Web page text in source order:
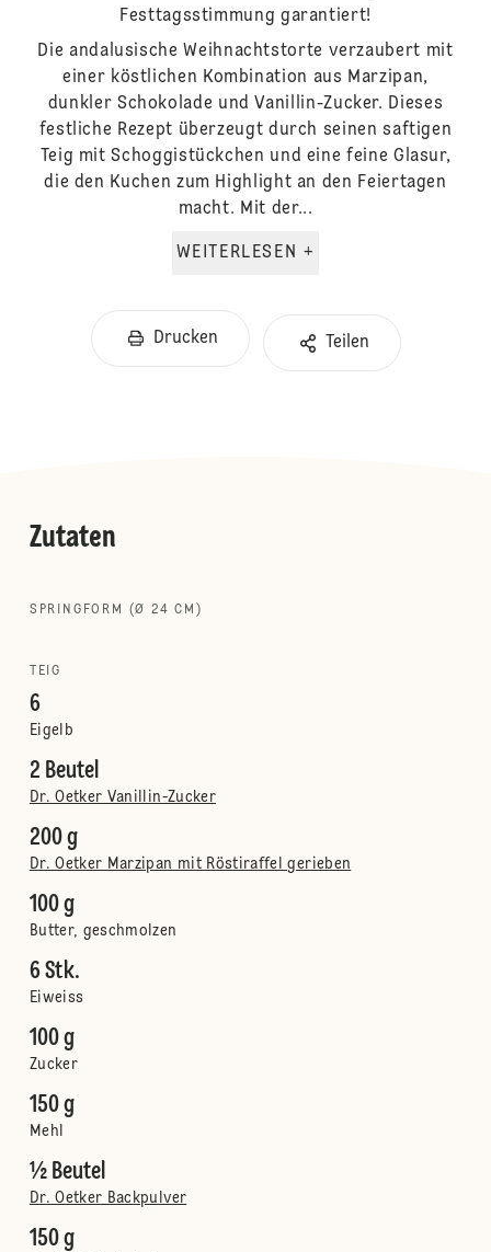
Festtagsstimmung garantiert!
Die andalusische Weihnachtstorte verzaubert mit
einer köstlichen Kombination aus Marzipan,
dunkler Schokolade und Vanillin-Zucker. Dieses
festliche Rezept überzeugt durch seinen saftigen
Teig mit Schoggistückchen und eine feine Glasur,
die den Kuchen zum Highlight an den Feiertagen
macht. Mit der...
WEITERLESEN +
Drucken Teilen
Zutaten
SPRINGFORM (Ø 24 CM)
TEIG
6
Eigelb
2 Beutel
Dr. Oetker Vanillin-Zucker
200 g
Dr. Oetker Marzipan mit Röstiraffel gerieben
100 g
Butter, geschmolzen
6 Stk.
Eiweiss
100 g
Zucker
150 g
Mehl
½ Beutel
Dr. Oetker Backpulver
150 g